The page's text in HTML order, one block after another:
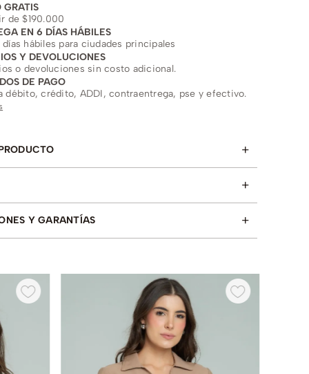
GRATIS
de $190.000
EN 6 DÍAS HÁBILES
días hábiles para ciudades principales
Y DEVOLUCIONES
o devoluciones sin costo adicional.
DE PAGO
débito, crédito, ADDI, contraentrega, pse y efectivo.
+
+
Y GARANTÍAS
+